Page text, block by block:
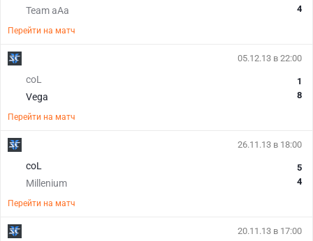
Team aAa
4
Перейти на матч
05.12.13 в 22:00
coL
Vega
1
8
Перейти на матч
26.11.13 в 18:00
coL
Millenium
5
4
Перейти на матч
20.11.13 в 17:00